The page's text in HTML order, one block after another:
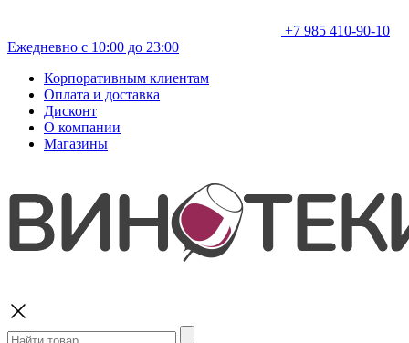
+7 985 410-90-10
Ежедневно с 10:00 до 23:00
Корпоративным клиентам
Оплата и доставка
Дисконт
О компании
Магазины